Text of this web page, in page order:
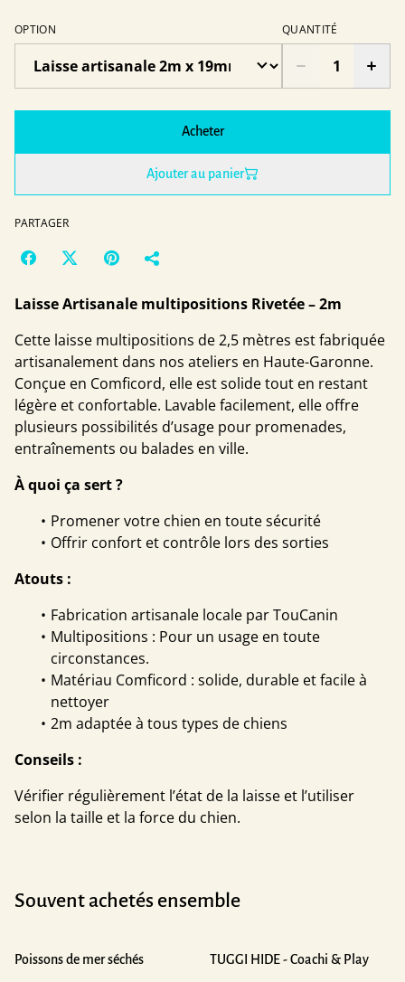
OPTION QUANTITÉ
Acheter
Ajouter au panier
PARTAGER
Laisse Artisanale multipositions Rivetée – 2m
Cette laisse multipositions de 2,5 mètres est fabriquée
artisanalement dans nos ateliers en Haute-Garonne.
Conçue en Comficord, elle est solide tout en restant
légère et confortable. Lavable facilement, elle offre
plusieurs possibilités d’usage pour promenades,
entraînements ou balades en ville.
À quoi ça sert ?
Promener votre chien en toute sécurité
Offrir confort et contrôle lors des sorties
Atouts :
Fabrication artisanale locale par TouCanin
Multipositions : Pour un usage en toute
circonstances.
Matériau Comficord : solide, durable et facile à
nettoyer
2m adaptée à tous types de chiens
Conseils :
Vérifier régulièrement l’état de la laisse et l’utiliser
selon la taille et la force du chien.
Souvent achetés ensemble
Poissons de mer séchés TUGGI HIDE - Coachi & Play